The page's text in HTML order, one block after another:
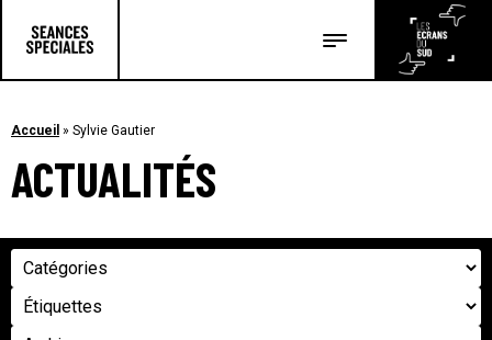
Les articles
Accueil » Sylvie Gautier
ACTUALITÉS